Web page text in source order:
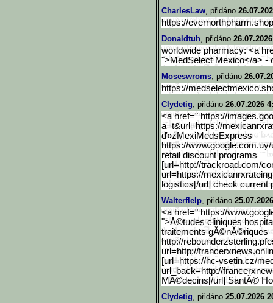
CharlesLaw, přidáno
https://
Donaldtuh, přidáno
worldwide pharmacy: <a
">MedSelect Mexico</a> -
Moseswroms, přidáno
https://
Clydetig, přidáno 26.07.2026
<a href=" https://
a=t&url=https://
ď»żMexiMedsExpress
https://www.google.com.uy/
retail discount programs
[url=http://trackroad.com/
url=https://
logistics[/url] check current
Walterflelp, přidáno
<a href=" https://
">Ă©tudes cliniques
traitements gĂ©nĂ©riques
http://rebounderzsterling
url=http://
[url=https://hc-vsetin.cz/
url_back=http://
MĂ©decins[/url] SantĂ©
Clydetig, přidáno 25.07.2026